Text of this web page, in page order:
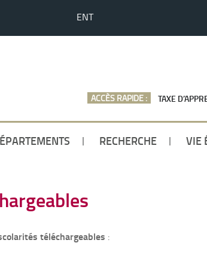
ENT
ACCÈS RAPIDE : TAXE
RECHERCHE VIE
téléchargeables :